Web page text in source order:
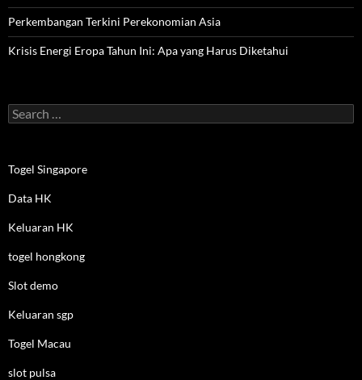
Perkembangan Terkini Perekonomian Asia
Krisis Energi Eropa Tahun Ini: Apa yang Harus Diketahui
Search
for:
Togel Singapore
Data HK
Keluaran HK
togel hongkong
Slot demo
Keluaran sgp
Togel Macau
slot pulsa